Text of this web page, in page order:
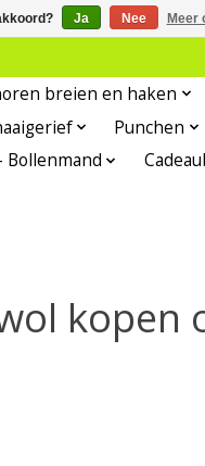
breien en haken
Punchen
Bollenmand
kopen
Ja Nee Meer